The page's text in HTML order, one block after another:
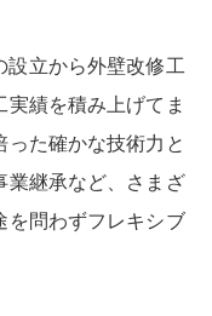
設立から外壁改修工
績を積み上げてま
った確かな技術力と
業継承など、さまざ
を問わずフレキシブ